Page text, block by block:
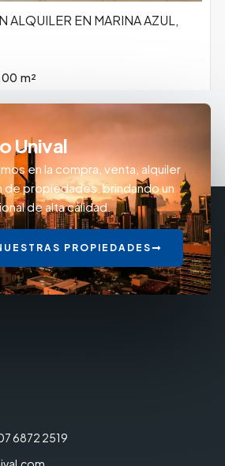
ALQUILER EN MARINA AZUL,
m²
Unival
en la compra, venta, alquiler
de propiedades, brindando un
de alta calidad.
PROPIEDADES
6872 2519